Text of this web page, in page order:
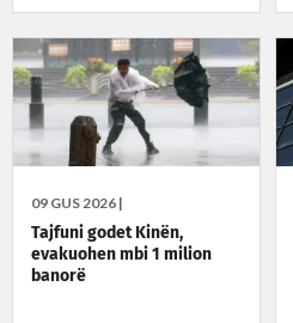
09 GUS 2026 |
Tajfuni godet Kinën,
evakuohen mbi 1 milion
banorë